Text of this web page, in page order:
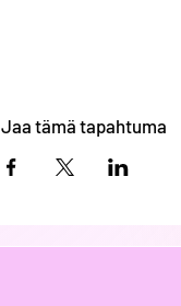
Jaa tämä tapahtuma